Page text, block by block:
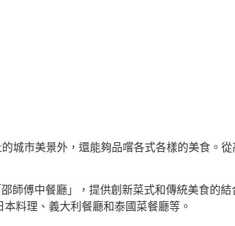
城市美景外，還能夠品嚐各式各樣的美食。
傅中餐廳」，提供創新菜式和傳統美食的
料理、義大利餐廳和泰國菜餐廳等。